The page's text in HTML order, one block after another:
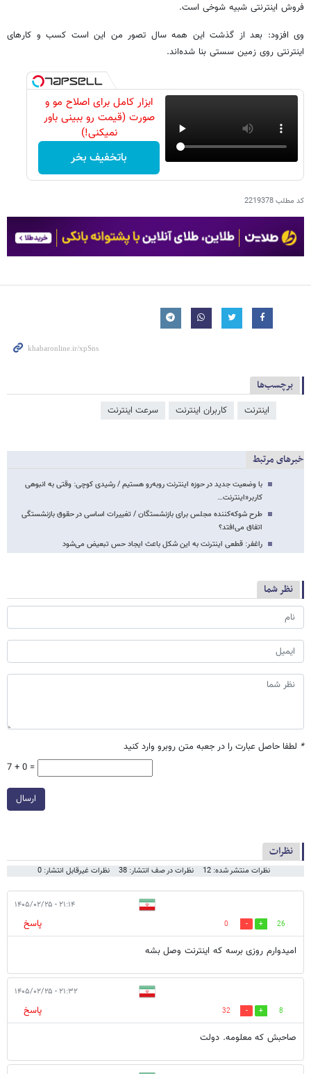
فروش اینترنتی شبیه شوخی است.
وی افزود: بعد از گذشت این همه سال تصور من این است کسب و کارهای
اینترنتی روی زمین سستی بنا شده‌اند.
ابزار کامل برای اصلاح مو و
صورت (قیمت رو ببینی باور
نمیکنی!)
باتخفیف بخر
کد مطلب2219378
برچسب‌ها
اینترنت کاربران اینترنت سرعت اینترنت
خبرهای مرتبط
با وضعیت جدید در حوزه اینترنت روبه‌رو هستیم / رشیدی کوچی: وقتی به انبوهی
کاربر«اینترنت…
طرح شوکه‌کننده مجلس برای بازنشستگان / تغییرات اساسی در حقوق بازنشستگی
اتفاق می‌افتد؟
راغفر: قطعی اینترنت به این شکل باعث ایجاد حس تبعیض می‌شود
نظر شما
* لطفا حاصل عبارت را در جعبه متن روبرو وارد کنید
7 + 0 =
ارسال
نظرات
نظرات منتشر شده: 12 نظرات در صف انتشار: 38 نظرات غیرقابل انتشار: 0
۲۱:۱۴ - ۱۴۰۵/۰۲/۲۵
26
0
پاسخ
امیدوارم روزی برسه که اینترنت وصل بشه
۲۱:۳۲ - ۱۴۰۵/۰۲/۲۵
8
32
پاسخ
صاحبش که معلومه. دولت